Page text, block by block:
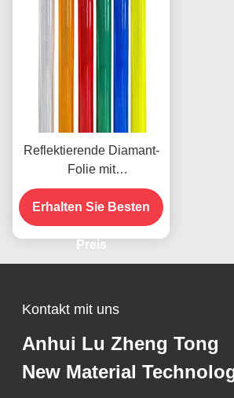
Reflektierende Diamant-
Folie mit
mikroprismatischer
Technologie für 10 Jahre
Lebensdauer
Erhalten Sie Besten
Preis
Kontakt mit uns
Anhui Lu Zheng Tong
New Material